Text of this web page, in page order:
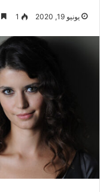
يونيو 19, 2020 1